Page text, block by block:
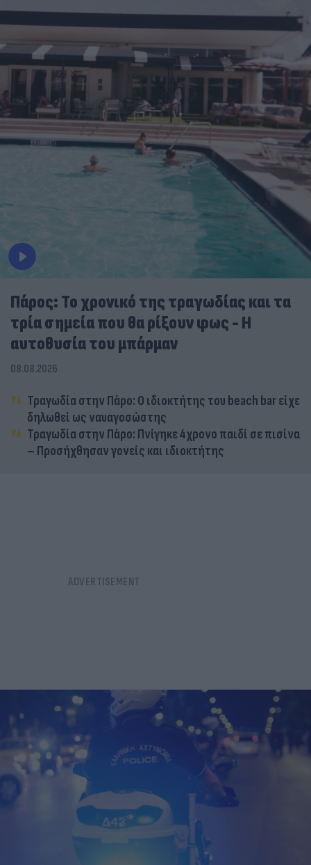
Πάρος: Το χρονικό της τραγωδίας και τα
τρία σημεία που θα ρίξουν φως - Η
αυτοθυσία του μπάρμαν
08.08.2026
Τραγωδία στην Πάρο: Ο ιδιοκτήτης του beach bar είχε
δηλωθεί ως ναυαγοσώστης
Τραγωδία στην Πάρο: Πνίγηκε 4χρονο παιδί σε πισίνα
– Προσήχθησαν γονείς και ιδιοκτήτης